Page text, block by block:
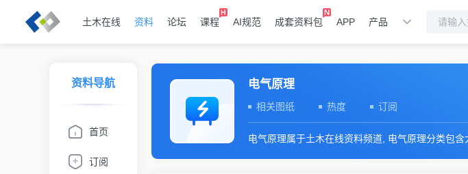
土木在线 资料 论坛 课程 AI规范 成套资料包 APP 产品
资料导航
首页
订阅
电气原理
相关图纸 热度 订阅
电气原理属于土木在线资料频道, 电气原理分类包